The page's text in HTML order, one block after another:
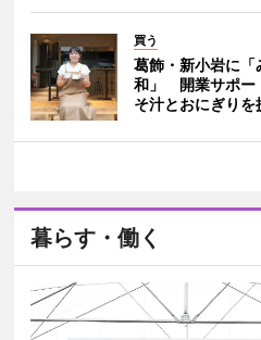
買う
葛飾・新小岩に「
和」 開業サポー
そ汁とおにぎりを
暮らす・働く